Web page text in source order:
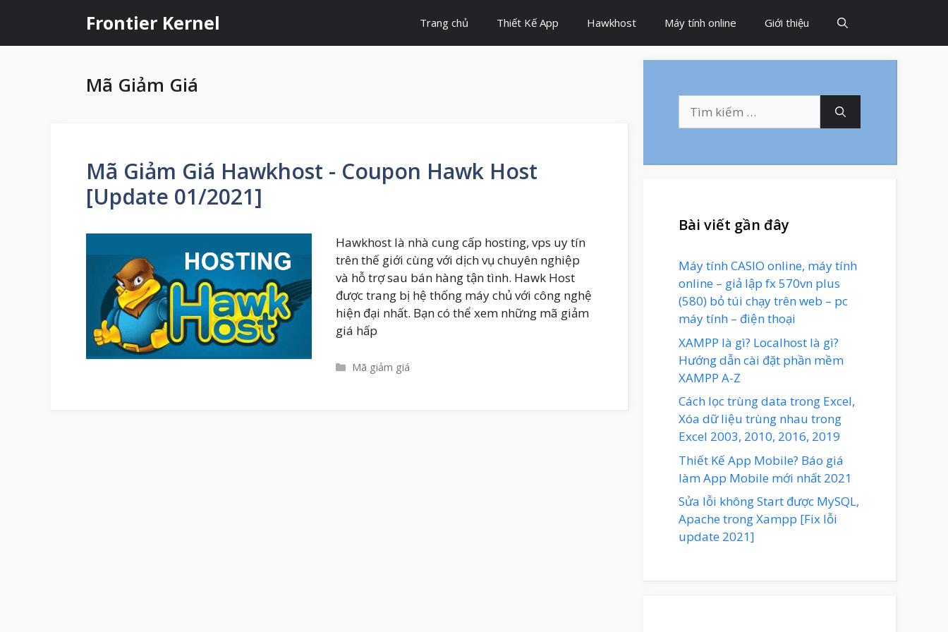
nội
Frontier Kernel Trang chủ Thiết Kế App Hawkhost Máy tính online Giới thiệu
Mã Giảm Giá
Mã Giảm Giá Hawkhost - Coupon Hawk Host
[Update 01/2021]
Hawkhost là nhà cung cấp hosting, vps uy tín
trên thế giới cùng với dịch vụ chuyên nghiệp
và hỗ trợ sau bán hàng tận tình. Hawk Host
được trang bị hệ thống máy chủ với công nghệ
hiện đại nhất. Bạn có thể xem những mã giảm
giá hấp
Danh
Mã giảm giá
kiếm
Bài viết gần đây
Máy tính CASIO online, máy tính
online – giả lập fx 570vn plus
(580) bỏ túi chạy trên web – pc
máy tính – điện thoại
XAMPP là gì? Localhost là gì?
Hướng dẫn cài đặt phần mềm
XAMPP A-Z
Cách lọc trùng data trong Excel,
Xóa dữ liệu trùng nhau trong
Excel 2003, 2010, 2016, 2019
Thiết Kế App Mobile? Báo giá
làm App Mobile mới nhất 2021
Sửa lỗi không Start được MySQL,
Apache trong Xampp [Fix lỗi
update 2021]